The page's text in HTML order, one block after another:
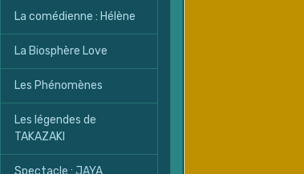
La comédienne : Hélène
La Biosphère Love
Les Phénomènes
Les légendes de
TAKAZAKI
Spectacle : JAYA